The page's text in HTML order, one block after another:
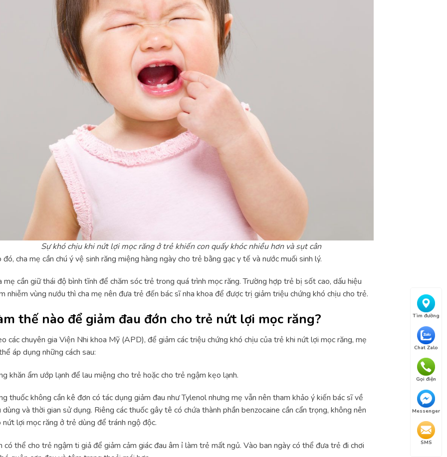
Tìm đường
Chat Zalo
Gọi điện
Messenger
SMS
Sự khó chịu khi nứt lợi mọc răng ở trẻ khiến con quấy khóc nhiều hơn và sụt cân
cha mẹ cần chú ý vệ sinh răng miệng hàng ngày cho trẻ bằng gạc y tế và nước muối sinh lý.
mẹ cần giữ thái độ bình tĩnh để chăm sóc trẻ trong quá trình mọc răng. Trường hợp trẻ bị sốt cao, dấu hiệu
nhiễm vùng nướu thì cha mẹ nên đưa trẻ đến bác sĩ nha khoa để được trị giảm triệu chứng khó chịu cho trẻ.
thế nào để giảm đau đớn cho trẻ nứt lợi mọc răng?
các chuyên gia Viện Nhi khoa Mỹ (APD), để giảm các triệu chứng khó chịu của trẻ khi nứt lợi mọc răng, mẹ
áp dụng những cách sau:
khăn ẩm ướp lạnh để lau miệng cho trẻ hoặc cho trẻ ngậm kẹo lạnh.
thuốc không cần kê đơn có tác dụng giảm đau như Tylenol nhưng mẹ vẫn nên tham khảo ý kiến bác sĩ về
dùng và thời gian sử dụng. Riêng các thuốc gây tê có chứa thành phần benzocaine cần cẩn trọng, không nên
nứt lợi mọc răng ở trẻ dùng để tránh ngộ độc.
có thể cho trẻ ngậm ti giả để giảm cảm giác đau âm ỉ làm trẻ mất ngủ. Vào ban ngày có thể đưa trẻ đi chơi